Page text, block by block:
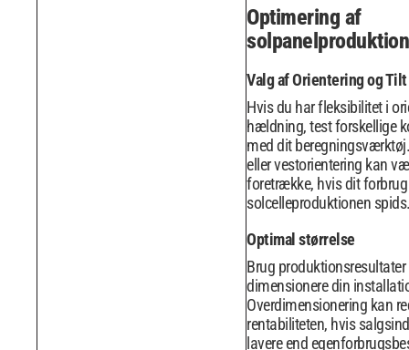
Optimering af
solpanelproduktion
Valg af Orientering og Tilt
Hvis du har fleksibilitet i
hældning, test forskellige
med dit
eller vestorientering kan
foretrække, hvis dit
solcelleproduktionen
Optimal størrelse
Brug
dimensionere din
Overdimensionering kan
rentabiliteten, hvis
lavere end